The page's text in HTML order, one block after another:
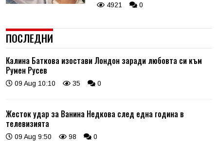
4921 0
ПОСЛЕДНИ
Калина Баткова изостави Лондон заради любовта си към
Румен Русев
09 Aug 10:10 35 0
Жесток удар за Ванина Недкова след една година в
телевизията
09 Aug 9:50 98 0